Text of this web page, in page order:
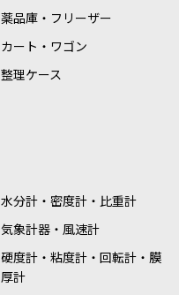
薬品庫・フリーザー
カート・ワゴン
整理ケース
水分計・密度計・比重計
気象計器・風速計
硬度計・粘度計・回転計・膜
厚計